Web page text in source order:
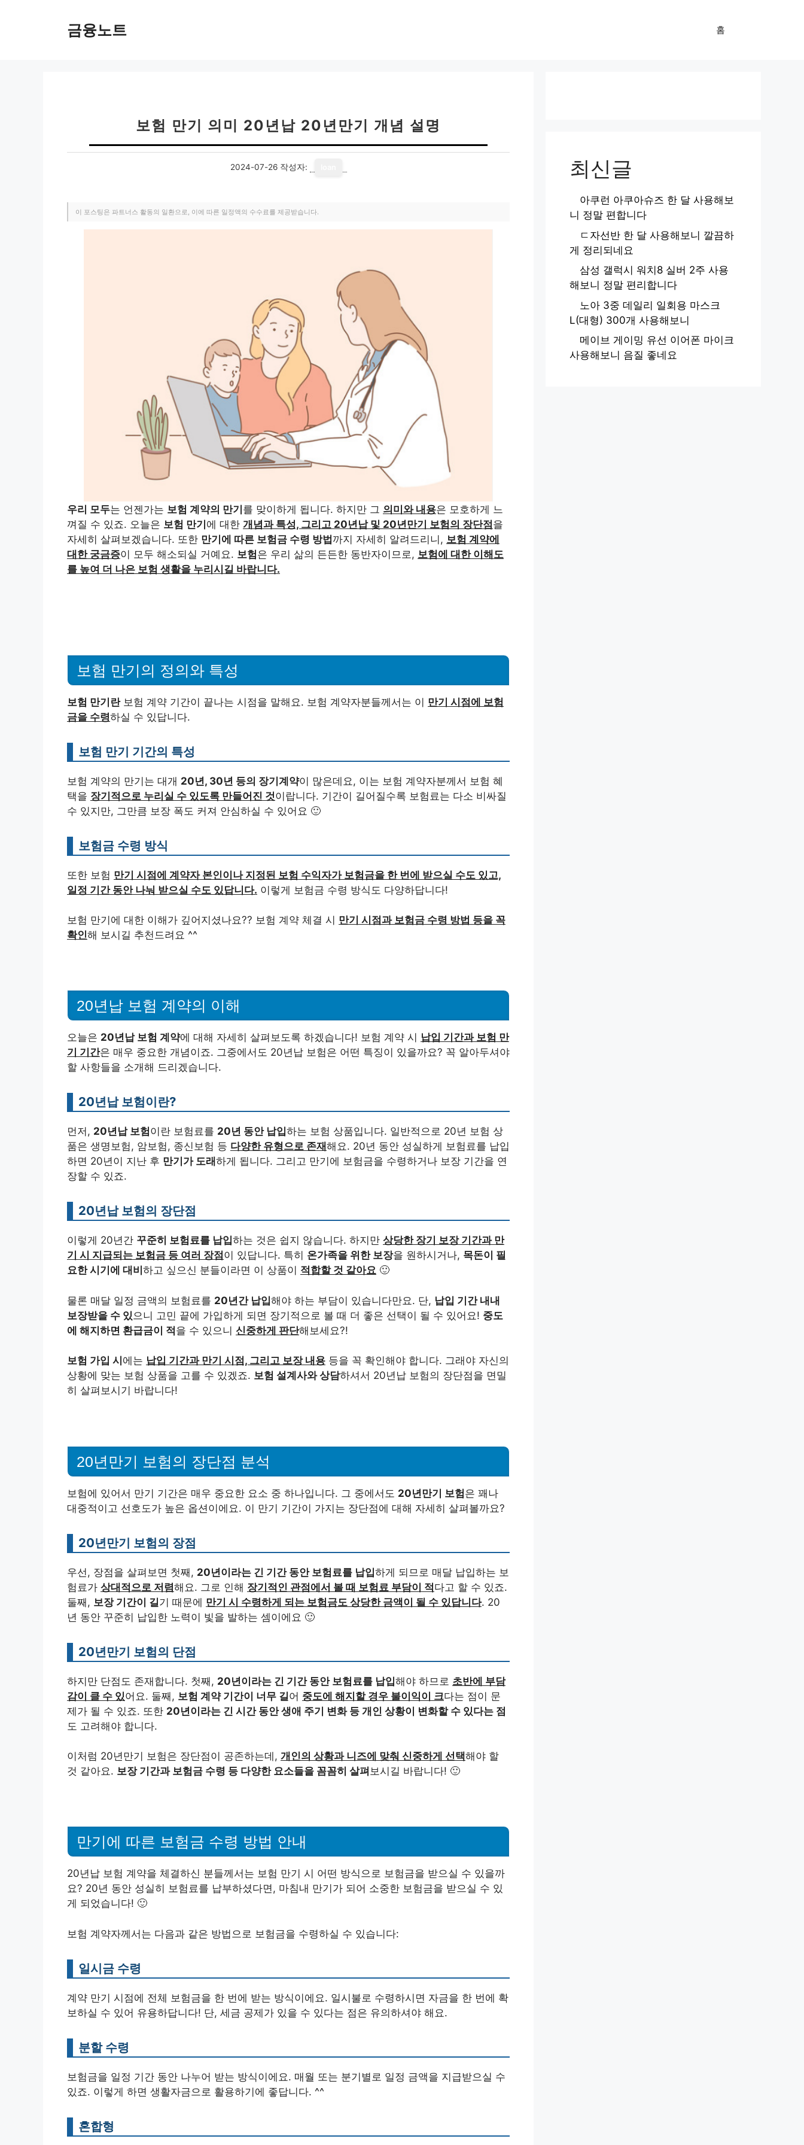
금융노트 홈
보험 만기 의미 20년납 20년만기 개념 설명
2024-07-26 작성자:
이 포스팅은 파트너스 활동의 일환으로, 이에 따른 일정액의 수수료를 제공받습니다.
우리 모두는 언젠가는 보험 계약의 만기를 맞이하게 됩니다. 하지만 그 의미와 내용은 모호하게 느
껴질 수 있죠. 오늘은 보험 만기에 대한 개념과 특성, 그리고 20년납 및 20년만기 보험의 장단점을
자세히 살펴보겠습니다. 또한 만기에 따른 보험금 수령 방법까지 자세히 알려드리니, 보험 계약에
대한 궁금증이 모두 해소되실 거예요. 보험은 우리 삶의 든든한 동반자이므로, 보험에 대한 이해도
를 높여 더 나은 보험 생활을 누리시길 바랍니다.
보험 만기의 정의와 특성
보험 만기란보험 계약 기간이 끝나는 시점을 말해요. 보험 계약자분들께서는 이 만기 시점에 보험
금을 수령하실 수 있답니다.
보험 만기 기간의 특성
보험 계약의 만기는 대개 20년, 30년 등의 장기계약이 많은데요, 이는 보험 계약자분께서 보험 혜
택을 장기적으로 누리실 수 있도록 만들어진 것이랍니다. 기간이 길어질수록 보험료는 다소 비싸질
수 있지만, 그만큼 보장 폭도 커져 안심하실 수 있어요 🙂
보험금 수령 방식
또한 보험 만기 시점에 계약자 본인이나 지정된 보험 수익자가 보험금을 한 번에 받으실 수도 있고,
일정 기간 동안 나눠 받으실 수도 있답니다. 이렇게 보험금 수령 방식도 다양하답니다!
보험 만기에 대한 이해가 깊어지셨나요?? 보험 계약 체결 시 만기 시점과 보험금 수령 방법 등을 꼭
확인해 보시길 추천드려요 ^^
20년납 보험 계약의 이해
오늘은 20년납 보험 계약에 대해 자세히 살펴보도록 하겠습니다! 보험 계약 시 납입 기간과 보험 만
기 기간은 매우 중요한 개념이죠. 그중에서도 20년납 보험은 어떤 특징이 있을까요? 꼭 알아두셔야
할 사항들을 소개해 드리겠습니다.
20년납 보험이란?
먼저, 20년납 보험이란 보험료를 20년 동안 납입하는 보험 상품입니다. 일반적으로 20년 보험 상
품은 생명보험, 암보험, 종신보험 등 다양한 유형으로 존재해요. 20년 동안 성실하게 보험료를 납입
하면 20년이 지난 후 만기가 도래하게 됩니다. 그리고 만기에 보험금을 수령하거나 보장 기간을 연
장할 수 있죠.
20년납 보험의 장단점
이렇게 20년간 꾸준히 보험료를 납입하는 것은 쉽지 않습니다. 하지만 상당한 장기 보장 기간과 만
기 시 지급되는 보험금 등 여러 장점 이 있답니다. 특히 온가족을 위한 보장을 원하시거나, 목돈이 필
요한 시기에 대비 하고 싶으신 분들이라면 이 상품이 적합할 것 같아요 🙂
물론 매달 일정 금액의 보험료를 20년간 납입해야 하는 부담이 있습니다만요. 단, 납입 기간 내내
보장받을 수 있 으니 고민 끝에 가입하게 되면 장기적으로 볼 때 더 좋은 선택이 될 수 있어요! 중도
에 해지하면 환급금이 적을 수 있으니 신중하게 판단해보세요?!
보험 가입 시 에는 납입 기간과 만기 시점, 그리고 보장 내용 등을 꼭 확인해야 합니다. 그래야 자신의
상황에 맞는 보험 상품을 고를 수 있겠죠. 보험 설계사와 상담하셔서 20년납 보험의 장단점을 면밀
히 살펴보시기 바랍니다!
20년만기 보험의 장단점 분석
보험에 있어서 만기 기간은 매우 중요한 요소 중 하나입니다. 그 중에서도 20년만기 보험은 꽤나
대중적이고 선호도가 높은 옵션이에요. 이 만기 기간이 가지는 장단점에 대해 자세히 살펴볼까요?
20년만기 보험의 장점
우선, 장점을 살펴보면 첫째, 20년이라는 긴 기간 동안 보험료를 납입하게 되므로 매달 납입하는 보
험료가 상대적으로 저렴해요. 그로 인해 장기적인 관점에서 볼 때 보험료 부담이 적다고 할 수 있죠.
둘째, 보장 기간이 길기 때문에 만기 시 수령하게 되는 보험금도 상당한 금액이 될 수 있답니다. 20
년 동안 꾸준히 납입한 노력이 빛을 발하는 셈이에요 🙂
20년만기 보험의 단점
하지만 단점도 존재합니다. 첫째, 20년이라는 긴 기간 동안 보험료를 납입해야 하므로 초반에 부담
감이 클 수 있어요. 둘째, 보험 계약 기간이 너무 길어 중도에 해지할 경우 불이익이 크다는 점이 문
제가 될 수 있죠. 또한 20년이라는 긴 시간 동안 생애 주기 변화 등 개인 상황이 변화할 수 있다는 점
도 고려해야 합니다.
이처럼 20년만기 보험은 장단점이 공존하는데, 개인의 상황과 니즈에 맞춰 신중하게 선택해야 할
것 같아요. 보장 기간과 보험금 수령 등 다양한 요소들을 꼼꼼히 살펴 보시길 바랍니다! 🙂
만기에 따른 보험금 수령 방법 안내
20년납 보험 계약을 체결하신 분들께서는 보험 만기 시 어떤 방식으로 보험금을 받으실 수 있을까
요? 20년 동안 성실히 보험료를 납부하셨다면, 마침내 만기가 되어 소중한 보험금을 받으실 수 있
게 되었습니다! 🙂
보험 계약자께서는 다음과 같은 방법으로 보험금을 수령하실 수 있습니다:
일시금 수령
계약 만기 시점에 전체 보험금을 한 번에 받는 방식이에요. 일시불로 수령하시면 자금을 한 번에 확
보하실 수 있어 유용하답니다! 단, 세금 공제가 있을 수 있다는 점은 유의하셔야 해요.
분할 수령
보험금을 일정 기간 동안 나누어 받는 방식이에요. 매월 또는 분기별로 일정 금액을 지급받으실 수
있죠. 이렇게 하면 생활자금으로 활용하기에 좋답니다. ^^
혼합형
최신글
아쿠런 아쿠아슈즈 한 달 사용해보
니 정말 편합니다
ㄷ자선반 한 달 사용해보니 깔끔하
게 정리되네요
삼성 갤럭시 워치8 실버 2주 사용
해보니 정말 편리합니다
노아 3중 데일리 일회용 마스크
L(대형) 300개 사용해보니
메이브 게이밍 유선 이어폰 마이크
사용해보니 음질 좋네요